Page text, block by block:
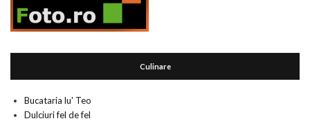
Culinare
Bucataria lu' Teo
Dulciuri fel de fel